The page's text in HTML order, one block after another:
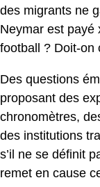
des migrants ne
Neymar est payé
football ? Doit-on
Des questions
proposant des
chronomètres,
des institutions
s’il ne se définit
remet en cause